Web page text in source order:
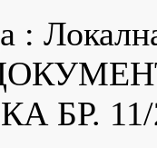
:
БР. 11/